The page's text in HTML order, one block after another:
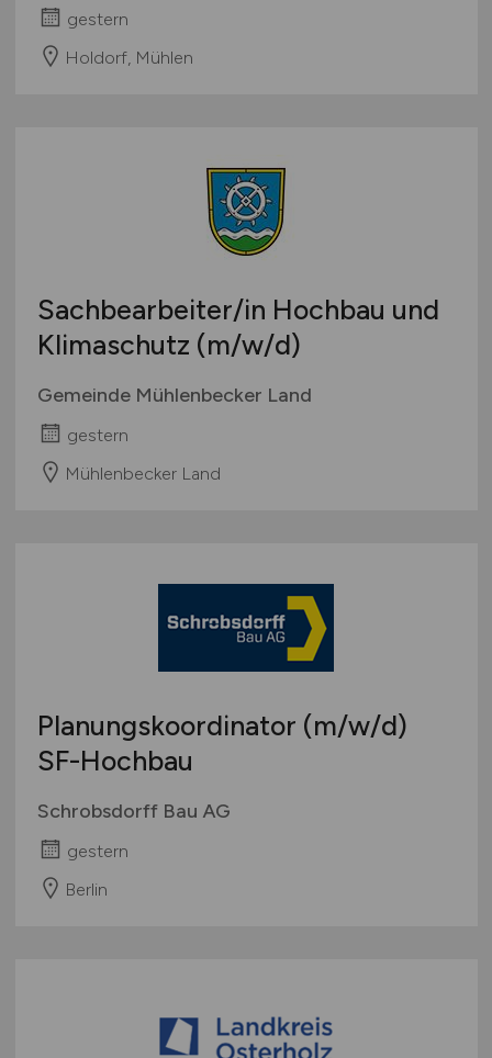
gestern
Holdorf, Mühlen
Sachbearbeiter/in Hochbau und
Klimaschutz (m/w/d)
Gemeinde Mühlenbecker Land
gestern
Mühlenbecker Land
Planungskoordinator (m/w/d)
SF-Hochbau
Schrobsdorff Bau AG
gestern
Berlin